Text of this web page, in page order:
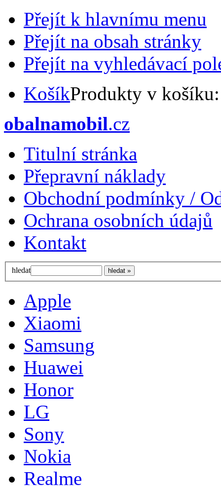
Přejít k hlavnímu menu
Přejít na obsah stránky
Přejít na vyhledávací
KošíkProdukty v
obalnamobil.cz
Titulní stránka
Přepravní náklady
Obchodní podmínky /
Ochrana osobních údajů
Kontakt
hledat
Apple
Xiaomi
Samsung
Huawei
Honor
LG
Sony
Nokia
Realme